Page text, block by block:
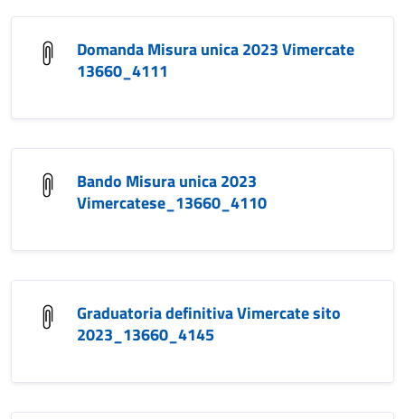
Domanda Misura unica 2023 Vimercate
13660_4111
Bando Misura unica 2023
Vimercatese_13660_4110
Graduatoria definitiva Vimercate sito
2023_13660_4145